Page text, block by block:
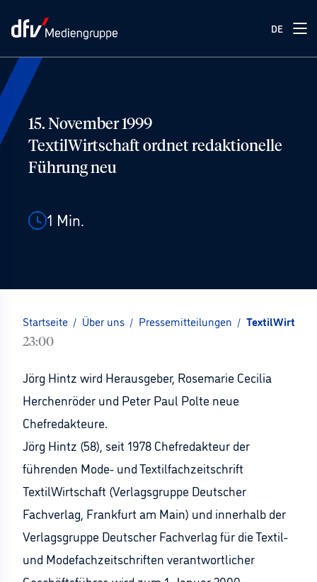
DE
15. November 1999
TextilWirtschaft ordnet redaktionelle
Führung neu
1 Min.
Startseite / Über uns / Pressemitteilungen /
23:00
Jörg Hintz wird Herausgeber, Rosemarie Cecilia
Herchenröder und Peter Paul Polte neue
Chefredakteure.
Jörg Hintz (58), seit 1978 Chefredakteur der
führenden Mode- und Textilfachzeitschrift
TextilWirtschaft (Verlagsgruppe Deutscher
Fachverlag, Frankfurt am Main) und innerhalb der
Verlagsgruppe Deutscher Fachverlag für die Textil-
und Modefachzeitschriften verantwortlicher